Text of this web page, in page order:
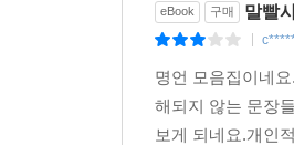
eBook 구매 말빨
명언 모음집이네
해되지 않는 문장
보게 되네요.개인